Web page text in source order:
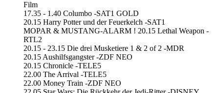
Film
17.35 - 1.40 Columbo -SAT1 GOLD
20.15 Harry Potter und der Feuerkelch -SAT1
MOPAR & MUSTANG-ALARM ! 20.15 Lethal Weapon -
RTL2
20.15 - 23.15 Die drei Musketiere 1 & 2 of 2 -MDR
20.15 Aushilfsgangster -ZDF NEO
20.15 Chronicle -TELE5
22.00 The Arrival -TELE5
22.00 Money Train -ZDF NEO